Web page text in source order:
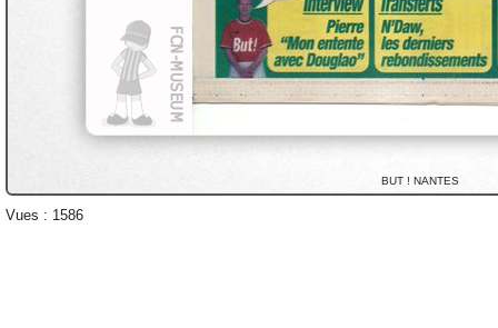
BUT ! NANTES
Vues : 1586